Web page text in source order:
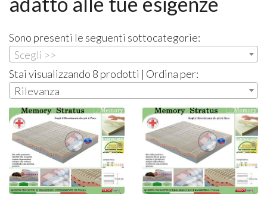
Sono presenti le seguenti sottocategorie:
Scegli >>
Stai visualizzando 8 prodotti | Ordina per:
Rilevanza